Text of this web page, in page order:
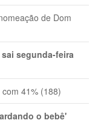
de Dom
segunda-feira
41% (188)
o bebê'